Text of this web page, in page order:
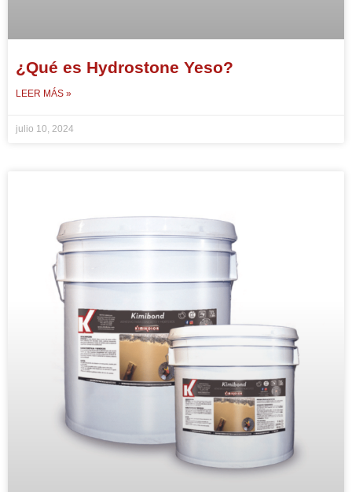
¿Qué es Hydrostone Yeso?
LEER MÁS »
julio 10, 2024